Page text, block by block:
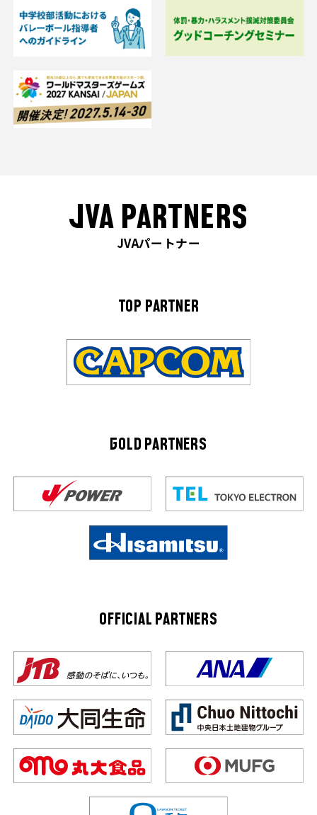
JVA PARTNERS
JVAパートナー
TOP PARTNER
GOLD PARTNERS
OFFICIAL PARTNERS